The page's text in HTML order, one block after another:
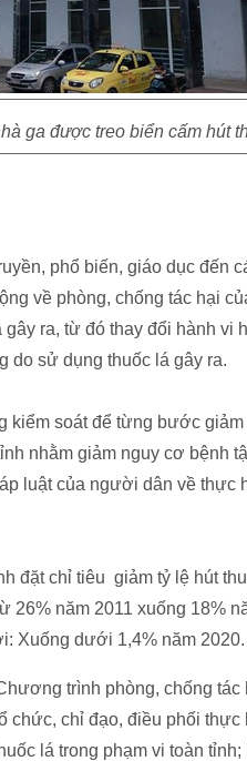
ga được treo biển cấm hút
phổ biến, giáo dục đến
về phòng, chống tác hại
ra, từ đó thay đổi hành vi
do sử dụng thuốc lá gây ra.
kiểm soát để từng bước
nhằm giảm nguy cơ bệnh
luật của người dân về thực
đặt chỉ tiêu giảm tỷ lệ hút
26% năm 2011 xuống 18%
Xuống dưới 1,4% năm 2020.
trình phòng, chống tác
chức, chỉ đạo, điều phối
lá trong phạm vi toàn